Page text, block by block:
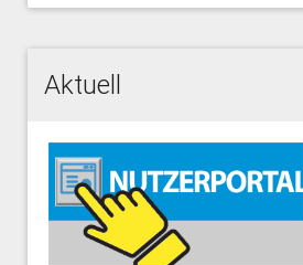
Aktuell